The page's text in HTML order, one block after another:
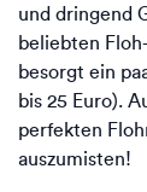
und dringend
beliebten
besorgt ein
bis 25 Euro).
perfekten
auszumisten!